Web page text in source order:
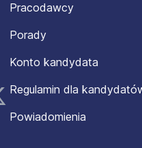
Pracodawcy
Porady
Konto kandydata
Regulamin dla
Powiadomienia